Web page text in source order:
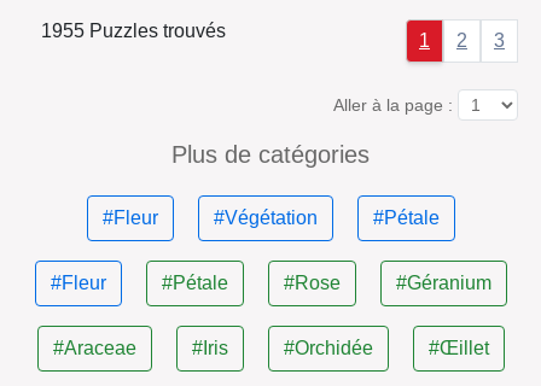
1955 Puzzles trouvés 1 2 3
Aller à la page :
Plus de catégories
#Fleur #Végétation #Pétale
#Fleur #Pétale #Rose #Géranium
#Araceae #Iris #Orchidée #Œillet